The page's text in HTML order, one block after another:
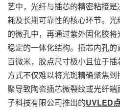
艺中，光纤与插芯的精密粘接
耗及长期可靠性的核心环节。
的微孔中，再通过紫外固化胶
稳定的一体化结构。插芯内孔
百微米，胶点尺寸极小且位于
方式不仅难以将光斑精确聚焦
聚导致陶瓷插芯微裂纹或光纤
子科技有限公司推出的UVLED